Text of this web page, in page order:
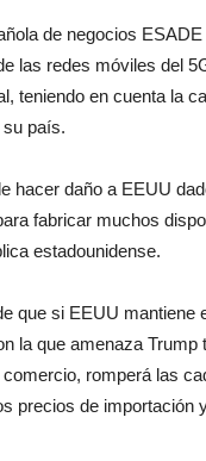
de negocios
las redes móviles del
teniendo en cuenta la
país.
hacer daño a EEUU
fabricar muchos
estadounidense.
que si EEUU mantiene
la que amenaza
romperá las
precios de importación